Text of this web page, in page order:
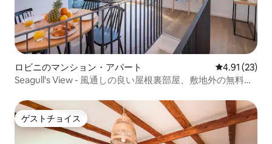
ロビニのマンション・アパート レビュー23
4.91 (23)
Seagull's View - 風通しの良い屋根裏部屋、敷地外の無料ガ
ゲストチョイス
ゲストチョイス